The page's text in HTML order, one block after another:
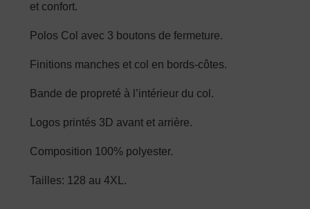
et confort.
Polos Col avec 3 boutons de fermeture.
Finitions manches et col en bords-côtes.
Bande de propreté à l’intérieur du col.
Logos printés 3D avant et arrière.
Composition 100% polyester.
Tailles: 128 au 4XL.